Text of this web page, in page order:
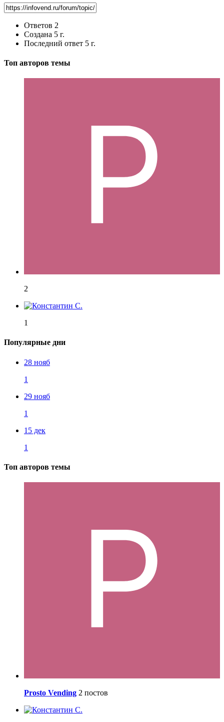
Ответов 2
Создана 5 г.
Последний ответ 5 г.
Топ авторов темы
2
1
Популярные дни
28 нояб
1
29 нояб
1
15 дек
1
Топ авторов темы
Prosto Vending 2 постов